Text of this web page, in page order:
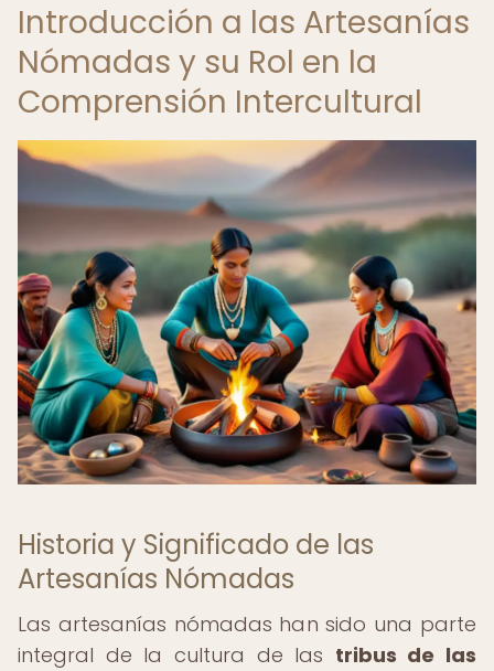
Introducción a las Artesanías
Nómadas y su Rol en la
Comprensión Intercultural
Historia y Significado de las
Artesanías Nómadas
Las artesanías nómadas han sido una parte
integral de la cultura de las tribus de las